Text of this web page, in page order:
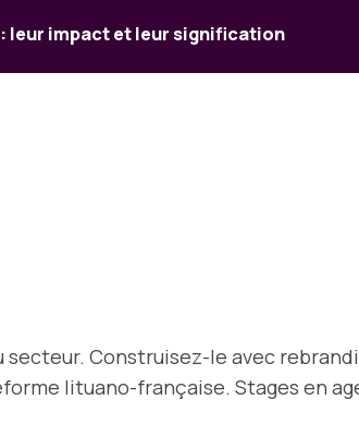
leur impact et leur signification
secteur. Construisez-le avec
lituano-française. Stages en